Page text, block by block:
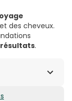
des cheveux.
.